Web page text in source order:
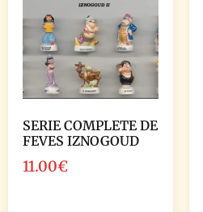
SERIE COMPLETE DE
FEVES IZNOGOUD
11.00€